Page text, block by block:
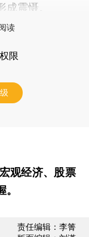
震慑。
读
限
观经济、股票
责任编辑：李箐